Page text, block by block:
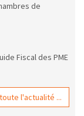
de
Fiscal des PME
l'actualité ...